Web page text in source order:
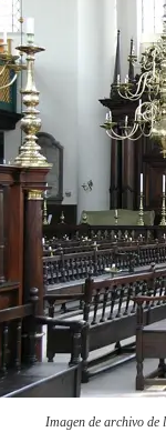
Imagen de archivo de